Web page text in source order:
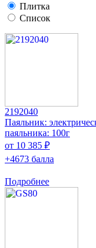
Плитка
Список
2192040
Паяльник:
паяльника: 100г
от 10 385 ₽
+4673 балла
Подробнее